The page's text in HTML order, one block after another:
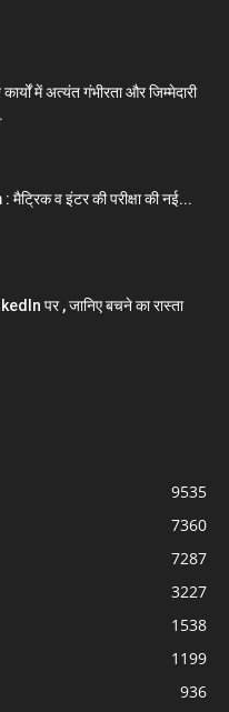
में अत्यंत गंभीरता और जिम्मेदारी
व इंटर की परीक्षा की नई...
पर , जानिए बचने का रास्ता
9535
7360
7287
3227
1538
1199
936